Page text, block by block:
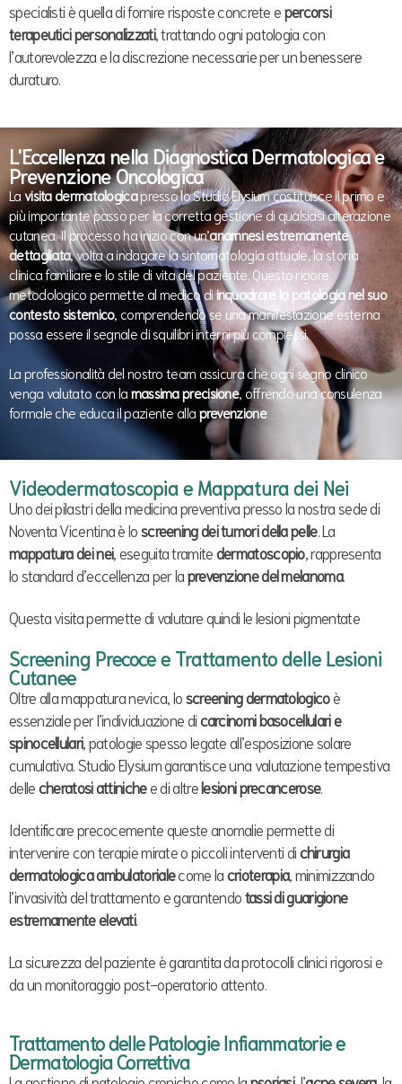
specialisti è quella di fornire risposte concrete epercorsi
terapeutici personalizzati, trattando ogni patologia con
l’autorevolezza e la discrezione necessarie per un benessere
duraturo.
L'Eccellenza nella Diagnostica Dermatologica e
Prevenzione Oncologica
Lavisita dermatologicapresso lo Studio Elysium costituisce il primo e
più importante passo per la corretta gestione di qualsiasi alterazione
cutanea. Il processo ha inizio con un’anamnesi estremamente
dettagliata, volta a indagare la sintomatologia attuale, la storia
clinica familiare e lo stile di vita del paziente. Questo rigore
metodologico permette al medico diinquadrare la patologia nel suo
contesto sistemico, comprendendo se una manifestazione esterna
possa essere il segnale di squilibri interni più complessi.
La professionalità del nostro team assicura che ogni segno clinico
venga valutato con la massima precisione, offrendo una consulenza
formale che educa il paziente alla prevenzione
Videodermatoscopia e Mappatura dei Nei
Uno dei pilastri della medicina preventiva presso la nostra sede di
Noventa Vicentina è lo screening dei tumori della pelle. La
mappatura dei nei, eseguita tramitedermatoscopio, rappresenta
lo standard d’eccellenza per laprevenzione del melanoma.
Questa visita permette di valutare quindi le lesioni pigmentate
Screening Precoce e Trattamento delle Lesioni
Cutanee
Oltre alla mappatura nevica, lo screening dermatologicoè
essenziale per l’individuazione dicarcinomi basocellulari e
spinocellulari, patologie spesso legate all’esposizione solare
cumulativa. Studio Elysium garantisce una valutazione tempestiva
dellecheratosi attinichee di altrelesioni precancerose.
Identificare precocemente queste anomalie permette di
intervenire con terapie mirate o piccoli interventi dichirurgia
dermatologica ambulatorialecome lacrioterapia, minimizzando
l’invasività del trattamento e garantendotassi di guarigione
estremamente elevati.
La sicurezza del paziente è garantita da protocolli clinici rigorosi e
da un monitoraggio post-operatorio attento.
Trattamento delle Patologie Infiammatorie e
Dermatologia Correttiva